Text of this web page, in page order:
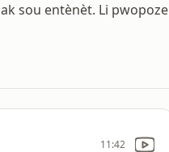
sou entènèt. Li pwopoze
11:42